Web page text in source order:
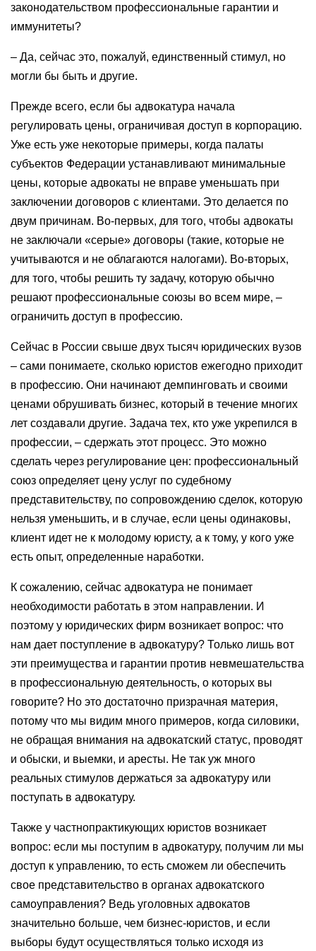
законодательством профессиональные гарантии и
иммунитеты?
– Да, сейчас это, пожалуй, единственный стимул, но
могли бы быть и другие.
Прежде всего, если бы адвокатура начала
регулировать цены, ограничивая доступ в корпорацию.
Уже есть уже некоторые примеры, когда палаты
субъектов Федерации устанавливают минимальные
цены, которые адвокаты не вправе уменьшать при
заключении договоров с клиентами. Это делается по
двум причинам. Во-первых, для того, чтобы адвокаты
не заключали «серые» договоры (такие, которые не
учитываются и не облагаются налогами). Во-вторых,
для того, чтобы решить ту задачу, которую обычно
решают профессиональные союзы во всем мире, –
ограничить доступ в профессию.
Сейчас в России свыше двух тысяч юридических вузов
– сами понимаете, сколько юристов ежегодно приходит
в профессию. Они начинают демпинговать и своими
ценами обрушивать бизнес, который в течение многих
лет создавали другие. Задача тех, кто уже укрепился в
профессии, – сдержать этот процесс. Это можно
сделать через регулирование цен: профессиональный
союз определяет цену услуг по судебному
представительству, по сопровождению сделок, которую
нельзя уменьшить, и в случае, если цены одинаковы,
клиент идет не к молодому юристу, а к тому, у кого уже
есть опыт, определенные наработки.
К сожалению, сейчас адвокатура не понимает
необходимости работать в этом направлении. И
поэтому у юридических фирм возникает вопрос: что
нам дает поступление в адвокатуру? Только лишь вот
эти преимущества и гарантии против невмешательства
в профессиональную деятельность, о которых вы
говорите? Но это достаточно призрачная материя,
потому что мы видим много примеров, когда силовики,
не обращая внимания на адвокатский статус, проводят
и обыски, и выемки, и аресты. Не так уж много
реальных стимулов держаться за адвокатуру или
поступать в адвокатуру.
Также у частнопрактикующих юристов возникает
вопрос: если мы поступим в адвокатуру, получим ли мы
доступ к управлению, то есть сможем ли обеспечить
свое представительство в органах адвокатского
самоуправления? Ведь уголовных адвокатов
значительно больше, чем бизнес-юристов, и если
выборы будут осуществляться только исходя из